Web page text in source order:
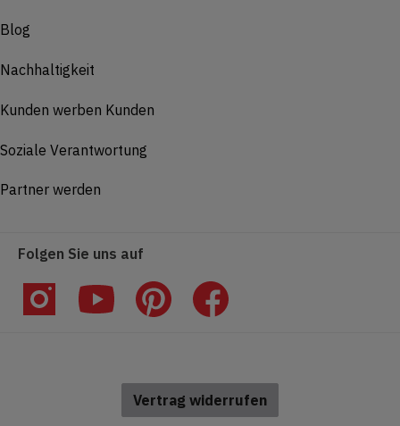
Blog
Nachhaltigkeit
Kunden werben Kunden
Soziale Verantwortung
Partner werden
Folgen Sie uns auf
Vertrag widerrufen